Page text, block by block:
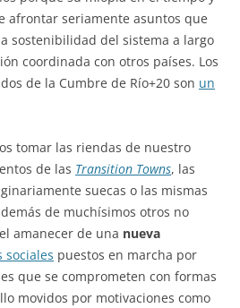
afrontar seriamente asuntos que
sostenibilidad del sistema a largo
coordinada con otros países. Los
de la Cumbre de Río+20 son un
tomar las riendas de nuestro
de las Transition Towns, las
suecas o las mismas
de muchísimos otros no
amanecer de una nueva
sociales puestos en marcha por
que se comprometen con formas
movidos por motivaciones como